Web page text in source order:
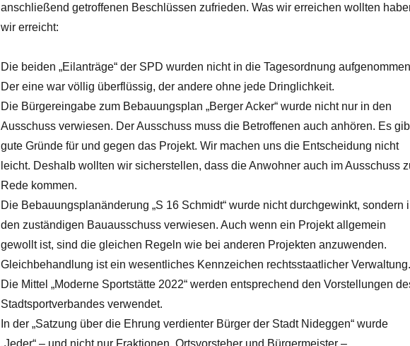
anschließend getroffenen Beschlüssen zufrieden. Was wir erreichen wollten
wir erreicht:
Die beiden „Eilanträge“ der SPD wurden nicht in die Tagesordnung
Der eine war völlig überflüssig, der andere ohne jede Dringlichkeit.
Die Bürgereingabe zum Bebauungsplan „Berger Acker“ wurde nicht nur in den
Ausschuss verwiesen. Der Ausschuss muss die Betroffenen auch anhören. Es
gute Gründe für und gegen das Projekt. Wir machen uns die Entscheidung nicht
leicht. Deshalb wollten wir sicherstellen, dass die Anwohner auch im Ausschuss
Rede kommen.
Die Bebauungsplanänderung „S 16 Schmidt“ wurde nicht durchgewinkt, sondern
den zuständigen Bauausschuss verwiesen. Auch wenn ein Projekt allgemein
gewollt ist, sind die gleichen Regeln wie bei anderen Projekten anzuwenden.
Gleichbehandlung ist ein wesentliches Kennzeichen rechtsstaatlicher Verwaltung.
Die Mittel „Moderne Sportstätte 2022“ werden entsprechend den Vorstellungen
Stadtsportverbandes verwendet.
In der „Satzung über die Ehrung verdienter Bürger der Stadt Nideggen“ wurde
„Jeder“ – und nicht nur Fraktionen, Ortsvorsteher und Bürgermeister –